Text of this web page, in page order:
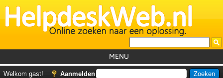
MENU
Welkom gast!
Aanmelden